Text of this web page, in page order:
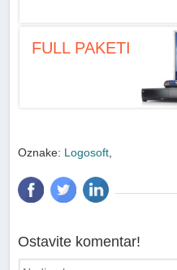
FULL PAKETI
Oznake: Logosoft,
Ostavite komentar!